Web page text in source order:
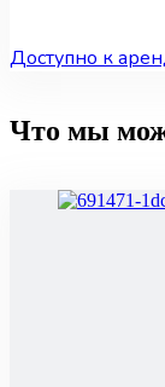
Доступно к
Что мы